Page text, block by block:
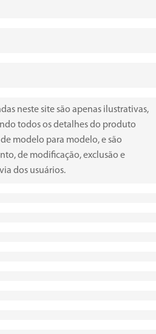
neste site são apenas ilustrativas,
todos os detalhes do produto
modelo para modelo, e são
de modificação, exclusão e
dos usuários.